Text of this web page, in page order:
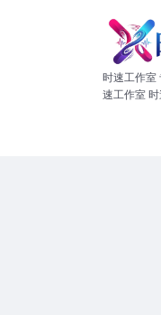
时速工作室
速工作室